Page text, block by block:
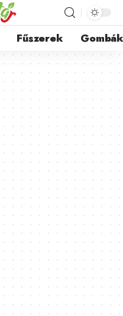
Fűszerek Gombák